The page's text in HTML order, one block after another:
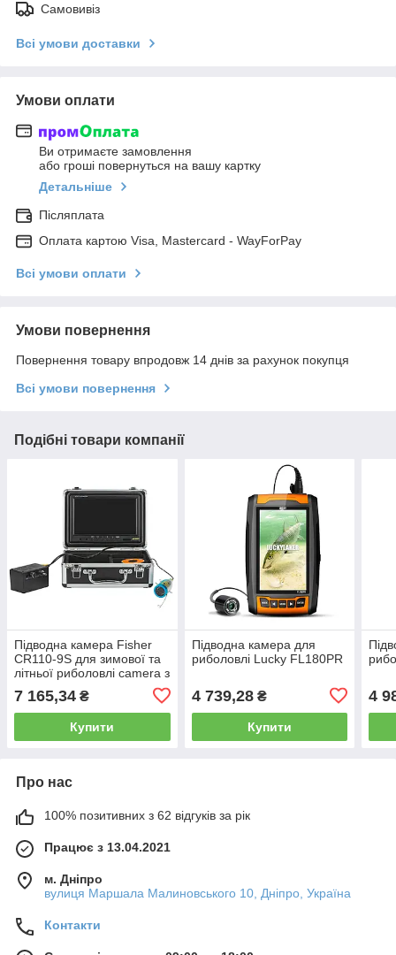
Самовивіз
Всі умови доставки
Умови оплати
Ви отримаєте замовлення
або гроші повернуться на вашу картку
Детальніше
Післяплата
Оплата картою Visa, Mastercard - WayForPay
Всі умови оплати
Умови повернення
Повернення товару впродовж 14 днів за рахунок покупця
Всі умови повернення
Подібні товари компанії
Підводна камера Fisher
CR110-9S для зимової та
літньої риболовлі camera з
7 165,34 ₴
Купити
Підводна камера для
риболовлі Lucky FL180PR
4 739,28₴
Купити
4
Про нас
100% позитивних з 62 відгуків за рік
Працює з 13.04.2021
м. Дніпро
вулиця Маршала Малиновського 10, Дніпро, Україна
Контакти